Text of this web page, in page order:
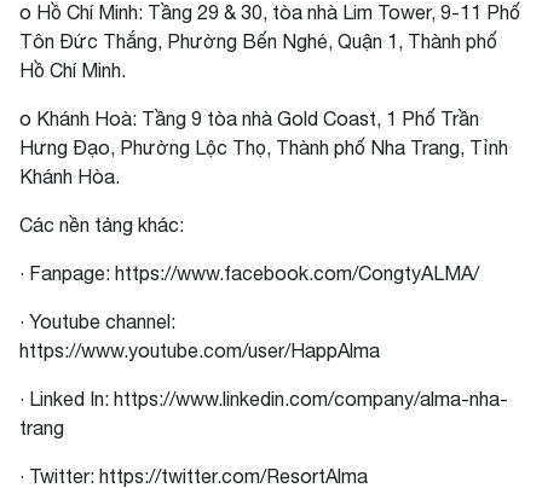
o Hồ Chí Minh: Tầng 29 & 30, tòa nhà Lim Tower, 9-11 Phố
Tôn Đức Thắng, Phường Bến Nghé, Quận 1, Thành phố
Hồ Chí Minh.
o Khánh Hoà: Tầng 9 tòa nhà Gold Coast, 1 Phố Trần
Hưng Đạo, Phường Lộc Thọ, Thành phố Nha Trang, Tỉnh
Khánh Hòa.
Các nền tảng khác:
· Fanpage: https://www.facebook.com/CongtyALMA/
· Youtube channel:
https://www.youtube.com/user/HappAlma
· Linked In: https://www.linkedin.com/company/alma-nha-
trang
· Twitter: https://twitter.com/ResortAlma